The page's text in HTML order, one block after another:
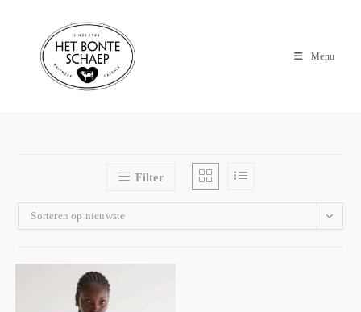
Menu
Filter
Sorteren op nieuwste